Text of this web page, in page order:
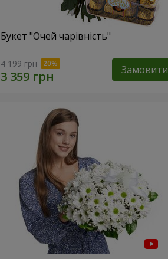
Букет "Очей чарівність"
4 199 грн Замовити